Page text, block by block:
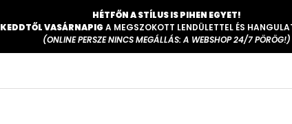
HÉTFŐN A STÍLUS IS PIHEN EGYET!
KEDDTŐL VASÁRNAPIG A MEGSZOKOTT LENDÜLETTEL ÉS
(ONLINE PERSZE NINCS MEGÁLLÁS: A WEBSHOP 24/7 PÖRÖG!)